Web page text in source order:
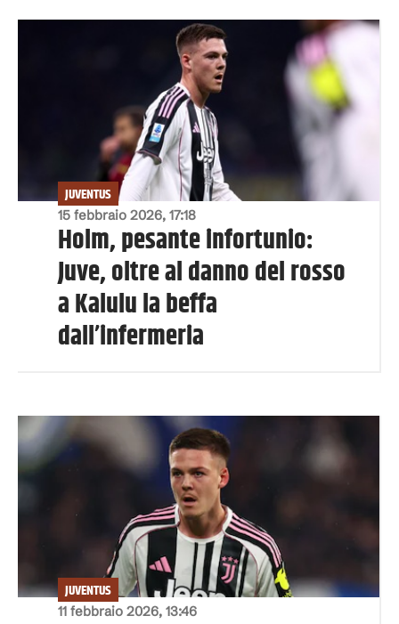
15 febbraio 2026, 17:18
JUVENTUS
Holm, pesante infortunio:
Juve, oltre al danno del rosso
a Kalulu la beffa
dall’infermeria
11 febbraio 2026, 13:46
JUVENTUS